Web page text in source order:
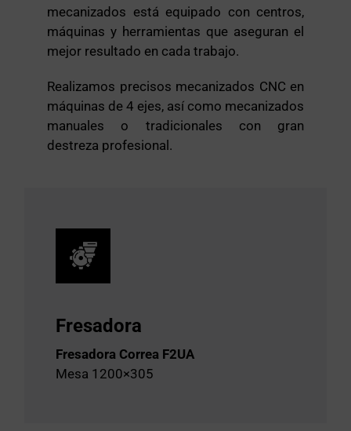
mecanizados está equipado con centros,
máquinas y herramientas que aseguran el
mejor resultado en cada trabajo.
Realizamos precisos mecanizados CNC en
máquinas de 4 ejes, así como mecanizados
manuales o tradicionales con gran
destreza profesional.
Fresadora
Fresadora Correa F2UA
Mesa 1200×305